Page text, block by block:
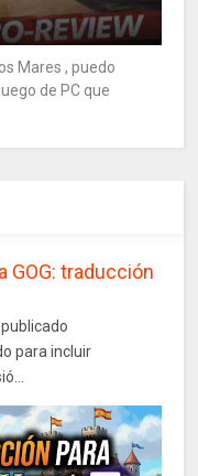
Mares , puedo
de PC que
GOG: traducción
para incluir